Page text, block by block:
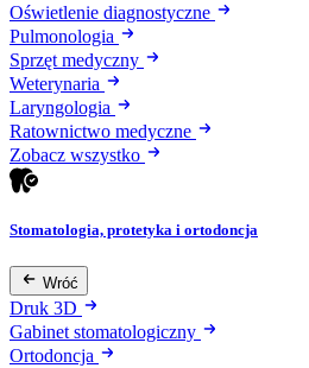
Oświetlenie diagnostyczne
Pulmonologia
Sprzęt medyczny
Weterynaria
Laryngologia
Ratownictwo medyczne
Zobacz wszystko
Stomatologia, protetyka i ortodoncja
Wróć
Druk 3D
Gabinet stomatologiczny
Ortodoncja